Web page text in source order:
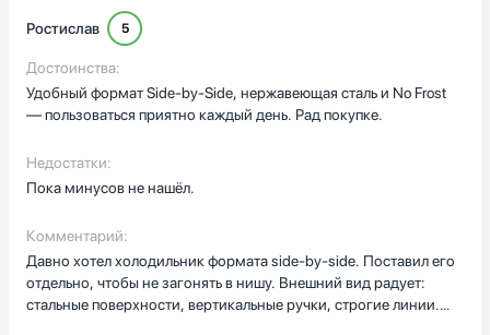
Цвет корпуса
Нержавеющая сталь
Белый
Черный
Коричневый
Ростислав 5
Достоинства:
Удобный формат Side-by-Side, нержавеющая сталь и No Frost
— пользоваться приятно каждый день. Рад покупке.
Недостатки:
Пока минусов не нашёл.
Комментарий:
Давно хотел холодильник формата side-by-side. Поставил его
отдельно, чтобы не загонять в нишу. Внешний вид радует:
стальные поверхности, вертикальные ручки, строгие линии.